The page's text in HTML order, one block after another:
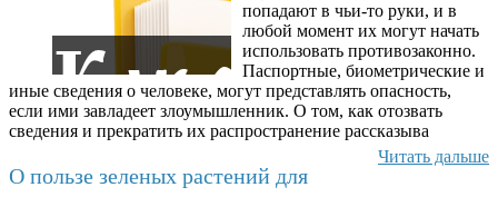
попадают в чьи-то руки, и в
любой момент их могут начать
использовать противозаконно.
Паспортные, биометрические и
иные сведения о человеке, могут представлять опасность,
если ими завладеет злоумышленник. О том, как отозвать
сведения и прекратить их распространение рассказыва
Читать дальше
О пользе зеленых растений для